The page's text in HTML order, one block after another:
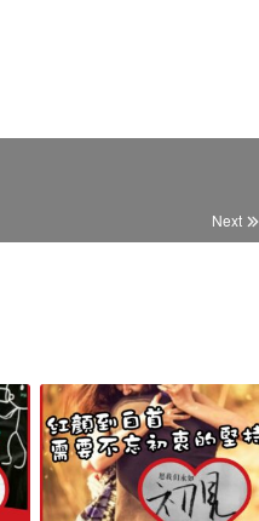
Next